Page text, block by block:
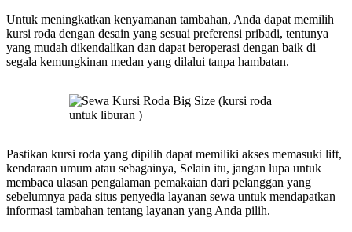
Untuk meningkatkan kenyamanan tambahan, Anda dapat memilih
kursi roda dengan desain yang sesuai preferensi pribadi, tentunya
yang mudah dikendalikan dan dapat beroperasi dengan baik di
segala kemungkinan medan yang dilalui tanpa hambatan.
Pastikan kursi roda yang dipilih dapat memiliki akses memasuki lift,
kendaraan umum atau sebagainya, Selain itu, jangan lupa untuk
membaca ulasan pengalaman pemakaian dari pelanggan yang
sebelumnya pada situs penyedia layanan sewa untuk mendapatkan
informasi tambahan tentang layanan yang Anda pilih.